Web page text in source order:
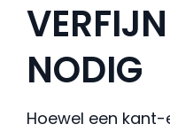
NODIG
Hoewel een